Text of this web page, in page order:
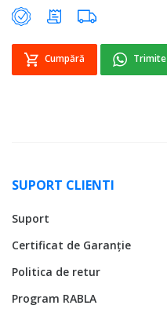
Cumpără
SUPORT CLIENTI
Suport
Certificat de Garanție
Politica de retur
Program RABLA